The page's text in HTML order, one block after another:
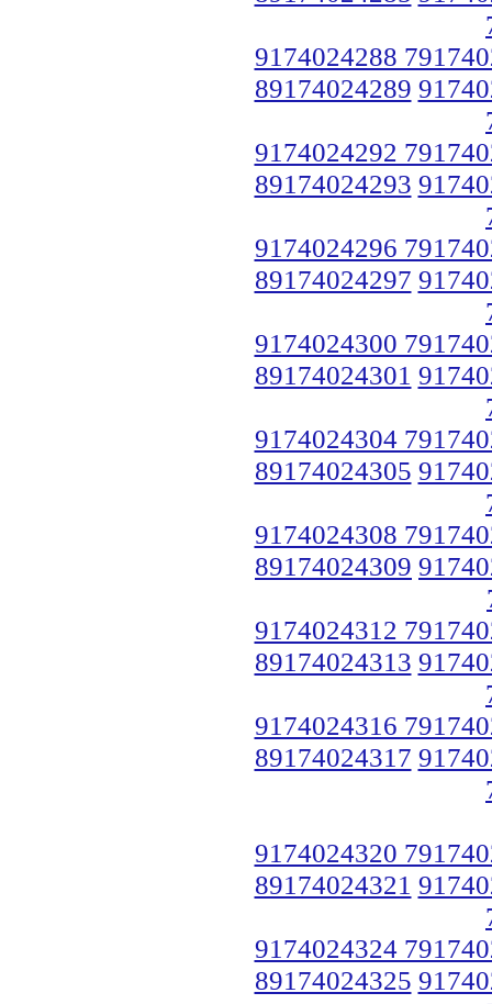
9174024288
89174024289
9174024292
89174024293
9174024296
89174024297
9174024300
89174024301
9174024304
89174024305
9174024308
89174024309
9174024312
89174024313
9174024316
89174024317
9174024320
89174024321
9174024324
89174024325